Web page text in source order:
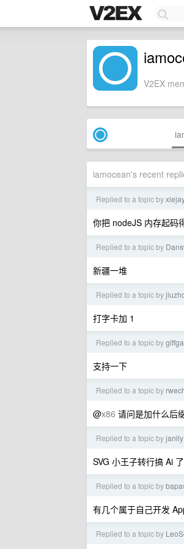
V2EX
iamocean's recent
Replied to a topic by
你把 nodeJS 内存起码
Replied to a topic by
新疆一堆
Replied to a topic by
打字卡加 1
Replied to a topic by
支持一下
Replied to a topic by
@x86 请问是加什么后
Replied to a topic byjanily
SVG 小王子转行搞 Ai 了
Replied to a topic by
有几个属于自己开发
Replied to a topic by